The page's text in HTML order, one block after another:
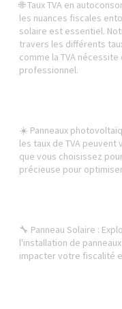
🌐 Taux TVA en
les nuances fiscales
solaire est essentiel.
travers les différents
comme la TVA
professionnel.
☀️ Panneaux
les taux de TVA
que vous choisissez
précieuse pour
🔧 Panneau Solaire :
l'installation de
impacter votre fiscalité